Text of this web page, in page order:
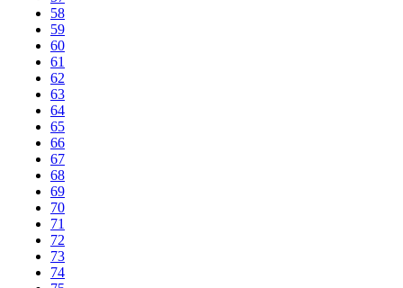
58
59
60
61
62
63
64
65
66
67
68
69
70
71
72
73
74